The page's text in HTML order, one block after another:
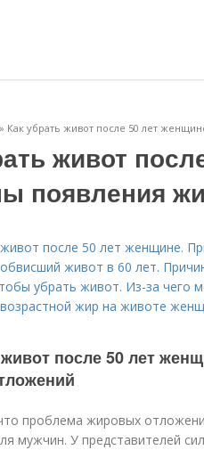
» Как убрать живот после 50 лет
живот
появления
после 50 лет женщине.
живот в 60 лет.
убрать живот. Из-за чего
жир на животе
живот после 50 лет
проблема жировых
мужчин. У представителей